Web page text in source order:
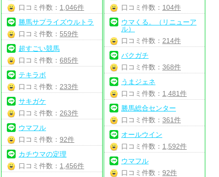
口コミ件数： 1,046件
勝馬サプライズウルトラ
口コミ件数： 559件
超すごい競馬
口コミ件数：685件
テキラボ
口コミ件数： 233件
サキガケ
口コミ件数： 263件
ウマフル
口コミ件数：92件
カチウマの定理
口コミ件数： 1,456件
口コミ件数： 104件
ウマくる。（リニューア
ル）
口コミ件数： 214件
バクガチ
口コミ件数： 368件
うまジェネ
口コミ件数： 1,481件
勝馬総合センター
口コミ件数： 361件
オールウイン
口コミ件数： 1,592件
ウマフル
口コミ件数： 92件